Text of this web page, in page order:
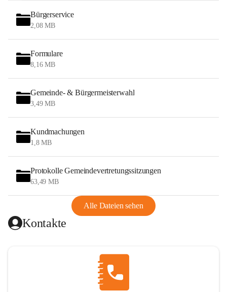
Bürgerservice
2,08 MB
Formulare
8,16 MB
Gemeinde- & Bürgermeisterwahl
3,49 MB
Kundmachungen
1,8 MB
Protokolle Gemeindevertretungssitzungen
63,49 MB
Alle Dateien sehen
Kontakte